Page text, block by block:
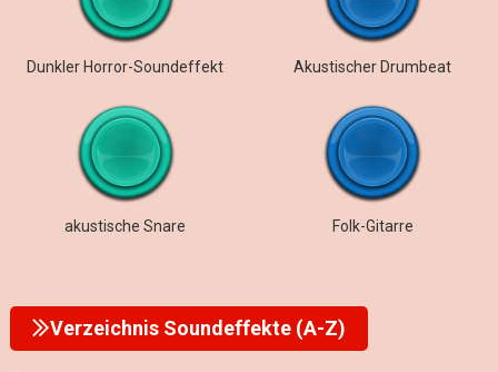
Dunkler Horror-Soundeffekt Akustischer Drumbeat
akustische Snare Folk-Gitarre
Verzeichnis Soundeffekte (A-Z)